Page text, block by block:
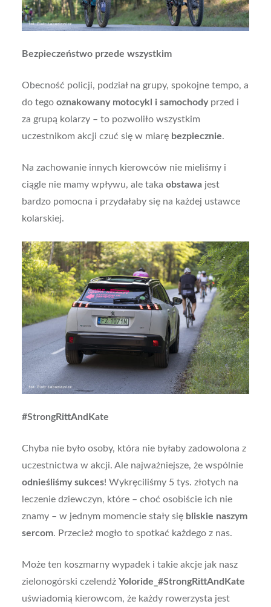
Bezpieczeństwo przede wszystkim
Obecność policji, podział na grupy, spokojne tempo, a
do tego oznakowany motocykl i samochodyprzed i
za grupą kolarzy – to pozwoliło wszystkim
uczestnikom akcji czuć się w miarę bezpiecznie.
Na zachowanie innych kierowców nie mieliśmy i
ciągle nie mamy wpływu, ale taka obstawajest
bardzo pomocna i przydałaby się na każdej ustawce
kolarskiej.
#StrongRittAndKate
Chyba nie było osoby, która nie byłaby zadowolona z
uczestnictwa w akcji. Ale najważniejsze, że wspólnie
odnieśliśmy sukces! Wykręciliśmy 5 tys. złotych na
leczenie dziewczyn, które – choć osobiście ich nie
znamy – w jednym momencie stały się bliskie naszym
sercom. Przecież mogło to spotkać każdego z nas.
Może ten koszmarny wypadek i takie akcje jak nasz
zielonogórski czelendż Yoloride_#StrongRittAndKate
uświadomią kierowcom, że każdy rowerzysta jest